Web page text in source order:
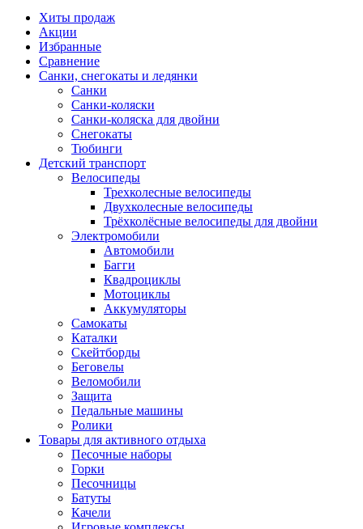
Хиты продаж
Акции
Избранные
Сравнение
Санки, снегокаты и ледянки
Санки
Санки-коляски
Санки-коляска для двойни
Снегокаты
Тюбинги
Детский транспорт
Велосипеды
Трехколесные велосипеды
Двухколесные велосипеды
Трёхколёсные велосипеды для двойни
Электромобили
Автомобили
Багги
Квадроциклы
Мотоциклы
Аккумуляторы
Самокаты
Каталки
Скейтборды
Беговелы
Веломобили
Защита
Педальные машины
Ролики
Товары для активного отдыха
Песочные наборы
Горки
Песочницы
Батуты
Качели